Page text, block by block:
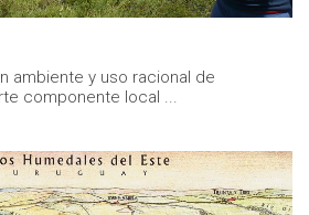
ambiente y uso racional de
componente local ...